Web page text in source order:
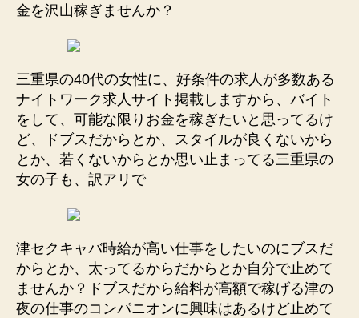
金を沢山稼ぎませんか？
三重県の40代の女性に、好条件の求人が多数ある
ナイトワーク求人サイト掲載しますから、バイト
をして、可能な限りお金を稼ぎたいと思ってるけ
ど、ドブスだからとか、スタイルが良くないから
とか、若くないからとか思い止まってる三重県の
女の子も、訳アリで
津セクキャバ時給が高い仕事をしたいのにブスだ
からとか、太ってるからだからとか自分で止めて
ませんか？ドブスだから給料が高額で稼げる津の
夜の仕事のコンパニオンに興味はあるけど止めて